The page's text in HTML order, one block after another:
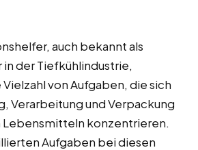
auch bekannt als
der Tiefkühlindustrie,
von Aufgaben, die sich
Verarbeitung und Verpackung
konzentrieren.
Aufgaben bei diesen